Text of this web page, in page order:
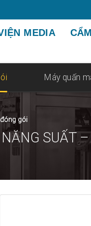
MEDIA
Máy quấn
gói
SUẤT